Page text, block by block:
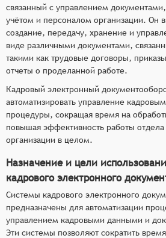
связанный с управлением
учётом и персоналом организации. Он
создание, передачу, хранение и
виде различными документами,
такими как трудовые договоры,
отчеты о проделанной работе.
Кадровый электронный
автоматизировать управление
процедуры, сокращая время на
повышая эффективность работы отдела
организации в целом.
Назначение и цели
кадрового электронного
Системы кадрового электронного
предназначены для автоматизации
управлением кадровыми данными и
Эти системы позволяют сократить